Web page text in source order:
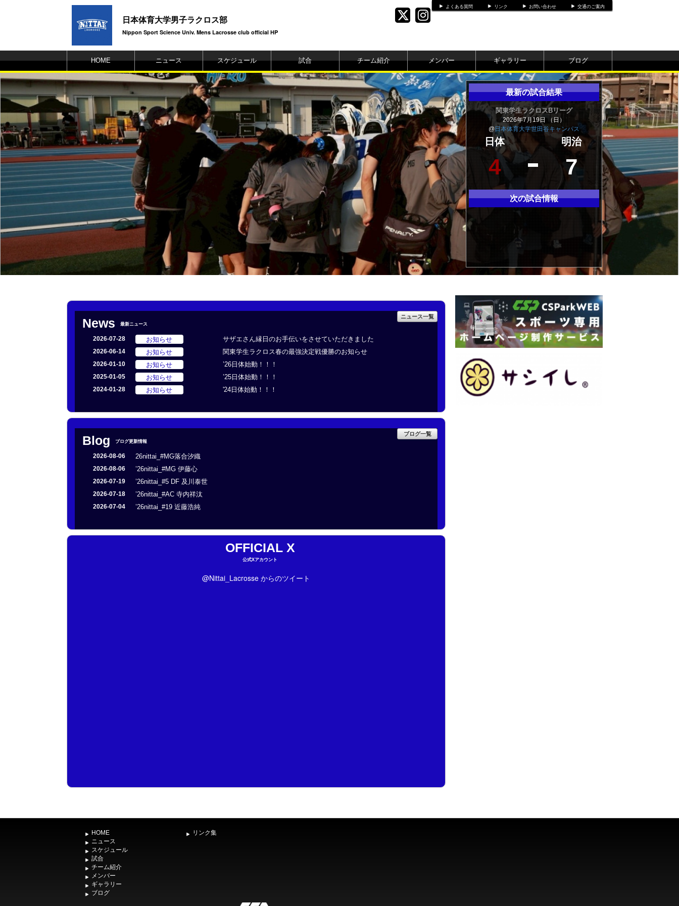
よくある質問 リンク お問い合わせ 交通のご案内
日本体育大学男子ラクロス部
Nippon Sport Science Univ. Mens Lacrosse club official HP
HOME ニュース スケジュール 試合 チーム紹介 メンバー ギャラリー ブログ
最新の試合結果
関東学生ラクロスBリーグ
2026年7月19日 （日）
@日本体育大学世田谷キャンパス
日体
4
明治
7
次の試合情報
News 最新ニュース
ニュース一覧
2026-07-28 お知らせ サザエさん縁日のお手伝いをさせていただきました
2026-06-14 お知らせ 関東学生ラクロス春の最強決定戦優勝のお知らせ
2026-01-10 お知らせ ’26日体始動！！！
2025-01-05 お知らせ ’25日体始動！！！
2024-01-28 お知らせ '24日体始動！！！
Blog ブログ更新情報
ブログ一覧
2026-08-06 26nittai_#MG落合汐織
2026-08-06 ’26nittai_#MG 伊藤心
2026-07-19 ’26nittai_#5 DF 及川泰世
2026-07-18 ’26nittai_#AC 寺内祥汰
2026-07-04 ’26nittai_#19 近藤浩純
OFFICIAL X
公式Xアカウント
@Nittai_Lacrosse からのツイート
HOME
ニュース
スケジュール
試合
チーム紹介
メンバー
ギャラリー
ブログ
リンク集